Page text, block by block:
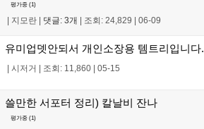
평가중 (1)
지모란 댓글: 3개 조회: 24,829 06-09
유미업뎃안되서 개인소장용 템트리입니다.
시저거 조회: 11,860 05-15
쓸만한 서포터 정리) 칼날비 잔나
평가중 (1)